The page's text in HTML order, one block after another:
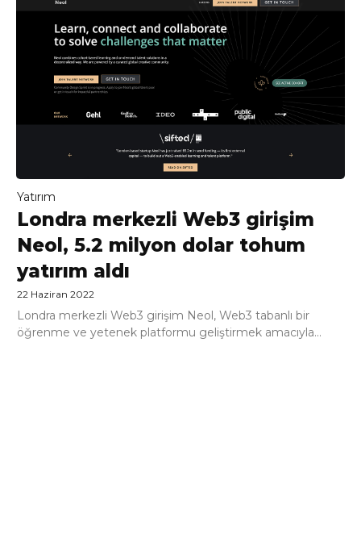
Yatırım
Londra merkezli Web3 girişim
Neol, 5.2 milyon dolar tohum
yatırım aldı
22 Haziran 2022
Londra merkezli Web3 girişim Neol, Web3 tabanlı bir
öğrenme ve yetenek platformu geliştirmek amacıyla...